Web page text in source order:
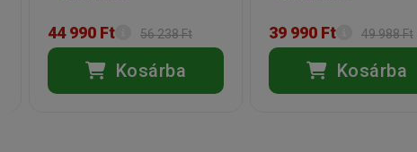
44 990 Ft 56 238 Ft
Kosárba
39 990 Ft 49 988 Ft
Kosárba